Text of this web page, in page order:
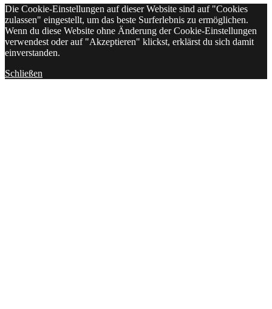
Die Cookie-Einstellungen auf dieser Website sind auf "Cookies
zulassen" eingestellt, um das beste Surferlebnis zu ermöglichen.
Wenn du diese Website ohne Änderung der Cookie-Einstellungen
verwendest oder auf "Akzeptieren" klickst, erklärst du sich damit
einverstanden.
Schließen